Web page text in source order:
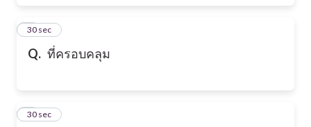
Q. ที่ครอบคลุม
4
30 sec
5
30 sec